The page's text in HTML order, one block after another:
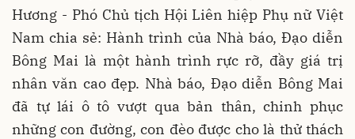
Hương - Phó Chủ tịch Hội Liên hiệp Phụ nữ Việt
Nam chia sẻ: Hành trình của Nhà báo, Đạo diễn
Bông Mai là một hành trình rực rỡ, đầy giá trị
nhân văn cao đẹp. Nhà báo, Đạo diễn Bông Mai
đã tự lái ô tô vượt qua bản thân, chinh phục
những con đường, con đèo được cho là thử thách